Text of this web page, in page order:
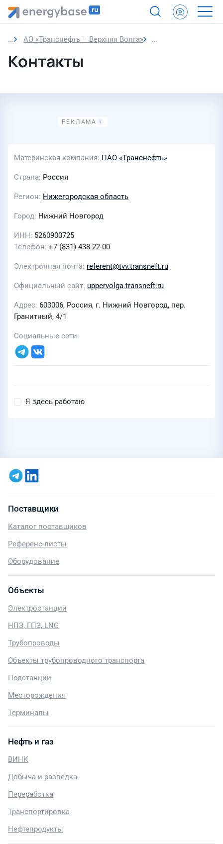
АО «Транснефть – Верхняя Волга» Контакты
Контакты
Материнская компания ПАО «Транснефть»
Страна Россия
Регион Нижегородская область
Город Нижний Новгород
ИНН 5260900725
Телефон +7 (831) 438-22-00
Электронная почта referent@tvv.transneft.ru
Официальный сайт uppervolga.transneft.ru
Адрес 603006, Россия, г. Нижний Новгород, пер.
Гранитный, 4/1
Социальные сети
Я здесь работаю
Поставщики
Каталог поставщиков
Референс-листы
Оборудование
Объекты
Электростанции
НПЗ, ГПЗ, LNG
Трубопроводы
Объекты трубопроводного транспорта
Подстанции
Месторождения
Терминалы
Нефть и газ
ВИНК
Добыча и разведка
Переработка
Транспортировка
Нефтепродукты